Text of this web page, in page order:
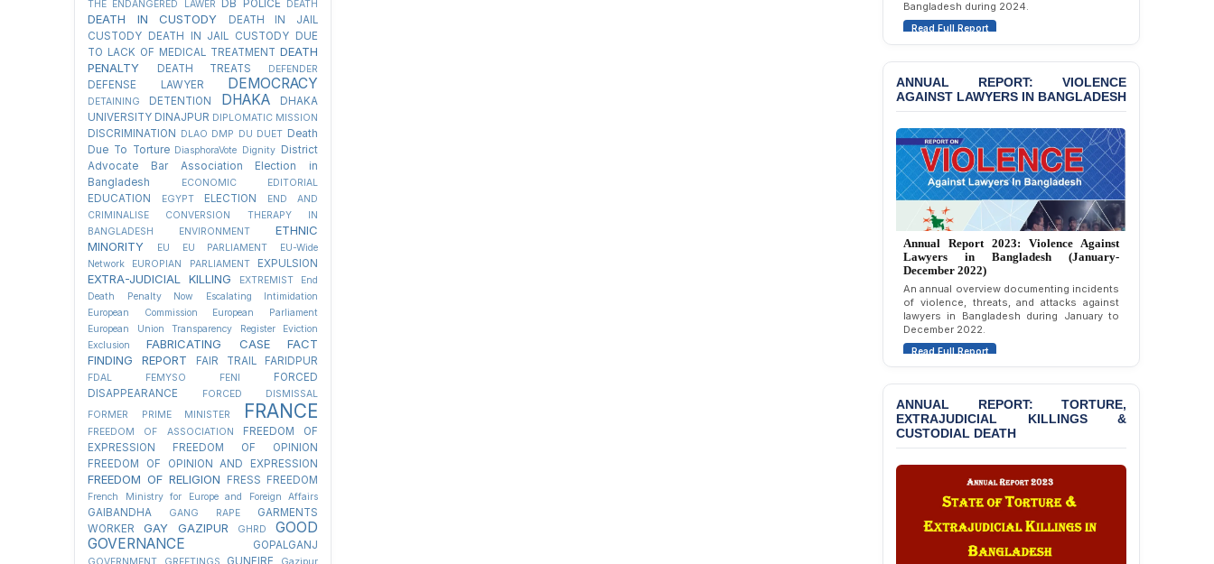
THE ENDANGERED LAWER
DB POLICE DEATH
DEATH IN CUSTODY
DEATH IN JAIL
CUSTODY
DEATH IN JAIL CUSTODY DUE
TO LACK OF MEDICAL TREATMENT DEATH
PENALTY
DEATH TREATS DEFENDER
DEFENSE LAWYER DEMOCRACY
DETAINING DETENTION DHAKA
DHAKA
UNIVERSITY DINAJPUR DIPLOMATIC MISSION
DISCRIMINATION DLAO DMP DU DUET Death
Due To Torture DiasphoraVote Dignity
District
Advocate Bar Association Election in
Bangladesh
ECONOMIC EDITORIAL
EDUCATION EGYPT ELECTION
END AND
CRIMINALISE CONVERSION THERAPY IN
BANGLADESH
ENVIRONMENT
ETHNIC
MINORITY
EU EU PARLIAMENT
EU-Wide
Network
EUROPIAN PARLIAMENT EXPULSION
EXTRA-JUDICIAL KILLING EXTREMIST
End
Death Penalty Now
Escalating Intimidation
European Commission
European Parliament
European Union Transparency Register
Eviction
Exclusion
FABRICATING CASE
FACT
FINDING REPORT
FAIR TRAIL FARIDPUR
FDAL FEMYSO FENI
FORCED
DISAPPEARANCE
FORCED DISMISSAL
FORMER PRIME MINISTER
FRANCE
FREEDOM OF ASSOCIATION
FREEDOM OF
EXPRESSION
FREEDOM OF OPINION
FREEDOM OF OPINION AND EXPRESSION
FREEDOM OF RELIGION FRESS FREEDOM
French Ministry for Europe and Foreign Affairs
GAIBANDHA GANG RAPE
GARMENTS
WORKER
GAY GAZIPUR GHRD
GOOD
GOVERNANCE
GOPALGANJ
GUNFIRE
Interference in the
Democratic Governance
BANGLADESH ALERT:
Allegations of
“Blasphemy” — A Gross
Violation of Justice,
Academic Freedom, and
Human Rights
BANGLADESH ALERT:
JMBF Expresses Deep
Concern over the
Passage of a Bill Granting
Immunity from All
Liabilities to July
Protesters
JMBF Strongly Condemns
the Expulsion of a
Transgender Woman from
the Chhatra Dal
BANGLADESH: Call for
Immediate Release of
Unlawful, Politically
Senior Lawyer Rezaul
Bangladesh during 2024.
Read Full Report
ANNUAL REPORT: VIOLENCE
AGAINST LAWYERS IN BANGLADESH
Annual Report 2023: Violence Against
Lawyers in Bangladesh (January-
December 2022)
An annual overview documenting incidents
of violence, threats, and attacks against
lawyers in Bangladesh during January to
December 2022.
Read Full Report
ANNUAL REPORT: TORTURE,
EXTRAJUDICIAL KILLINGS &
CUSTODIAL DEATH